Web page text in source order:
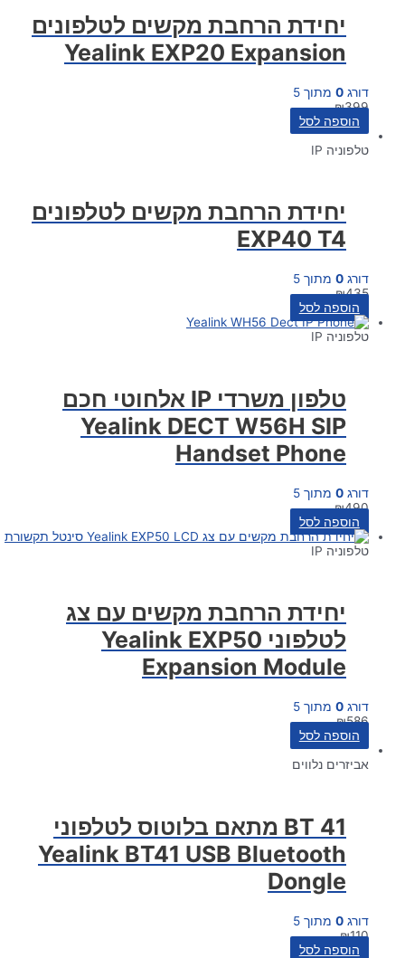
יחידת הרחבת מקשים לטלפונים
Yealink EXP20 Expansion
דורג 0 מתוך 5
₪399
הוספה לסל
טלפוניה IP
יחידת הרחבת מקשים לטלפונים
EXP40 T4
דורג 0 מתוך 5
₪435
הוספה לסל
טלפוניה IP
טלפון משרדי IP אלחוטי חכם
Yealink DECT W56H SIP
Handset Phone
דורג 0 מתוך 5
₪490
הוספה לסל
טלפוניה IP
יחידת הרחבת מקשים עם צג
לטלפוני Yealink EXP50
Expansion Module
דורג 0 מתוך 5
₪586
הוספה לסל
אביזרים נלווים
BT 41 מתאם בלוטוס לטלפוני
Yealink BT41 USB Bluetooth
Dongle
דורג 0 מתוך 5
₪110
הוספה לסל